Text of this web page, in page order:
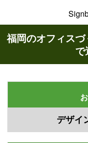
福岡のオフィス
デザイ